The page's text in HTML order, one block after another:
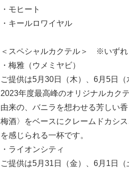
・モヒート
・キールロワイヤル
＜スペシャルカクテル＞ ※いずれ
・梅雅（ウメミヤビ）
ご提供は5月30日（木）、6月5日（
2023年度最高峰のオリジナルカク
由来の、バニラを想わせる芳しい
梅酒〉をベースにクレームドカシ
を感じられる一杯です。
・ライオンシティ
ご提供は5月31日（金）、6月1日（